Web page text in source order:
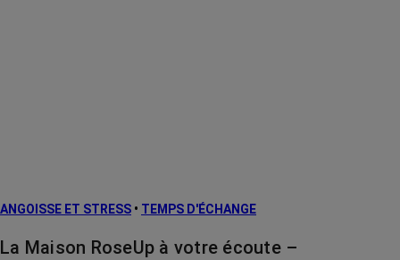
ANGOISSE ET STRESS • TEMPS D'ÉCHANGE
La Maison RoseUp à votre écoute –